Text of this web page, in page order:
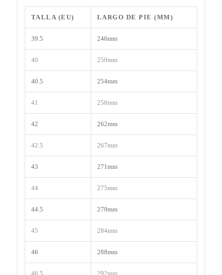
TALLA (EU) LARGO DE PIE (MM)
39.5 246mm
40 250mm
40.5 254mm
41 258mm
42 262mm
42.5 267mm
43 271mm
44 275mm
44.5 279mm
45 284mm
46 288mm
46.5 292mm